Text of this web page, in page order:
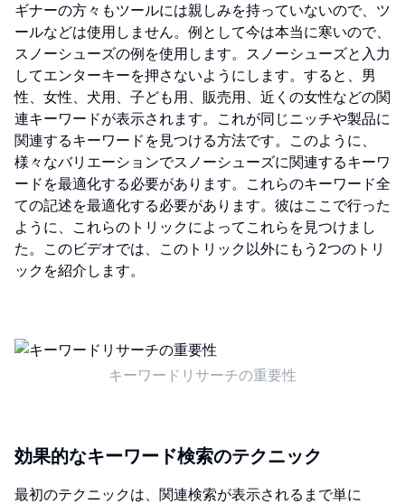
ギナーの方々もツールには親しみを持っていないので、ツ
ールなどは使用しません。例として今は本当に寒いので、
スノーシューズの例を使用します。スノーシューズと入力
してエンターキーを押さないようにします。すると、男
性、女性、犬用、子ども用、販売用、近くの女性などの関
連キーワードが表示されます。これが同じニッチや製品に
関連するキーワードを見つける方法です。このように、
様々なバリエーションでスノーシューズに関連するキーワ
ードを最適化する必要があります。これらのキーワード全
ての記述を最適化する必要があります。彼はここで行った
ように、これらのトリックによってこれらを見つけまし
た。このビデオでは、このトリック以外にもう2つのトリ
ックを紹介します。
キーワードリサーチの重要性
効果的なキーワード検索のテクニック
最初のテクニックは、関連検索が表示されるまで単に